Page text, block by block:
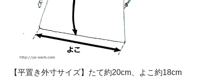
【平置き外寸サイズ】たて約20cm、よこ約18cm